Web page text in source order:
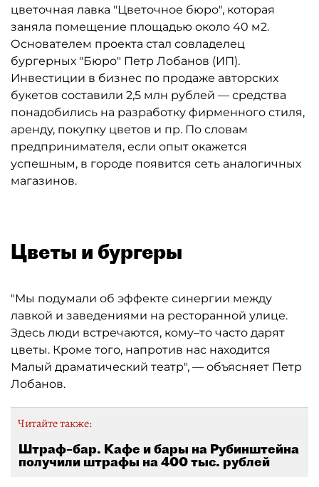
цветочная лавка "Цветочное бюро", которая
заняла помещение площадью около 40 м2.
Основателем проекта стал совладелец
бургерных "Бюро" Петр Лобанов (ИП).
Инвестиции в бизнес по продаже авторских
букетов составили 2,5 млн рублей — средства
понадобились на разработку фирменного стиля,
аренду, покупку цветов и пр. По словам
предпринимателя, если опыт окажется
успешным, в городе появится сеть аналогичных
магазинов.
Цветы и бургеры
"Мы подумали об эффекте синергии между
лавкой и заведениями на ресторанной улице.
Здесь люди встречаются, кому–то часто дарят
цветы. Кроме того, напротив нас находится
Малый драматический театр", — объясняет Петр
Лобанов.
Читайте также:
Штраф–бар. Кафе и бары на Рубинштейна
получили штрафы на 400 тыс. рублей